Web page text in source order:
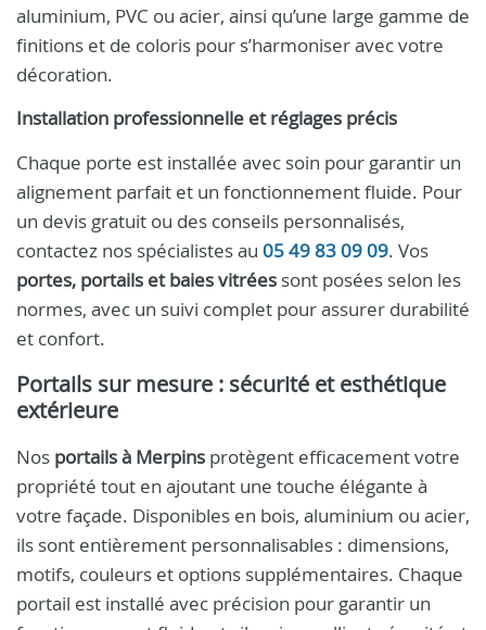
aluminium, PVC ou acier, ainsi qu’une large gamme de
finitions et de coloris pour s’harmoniser avec votre
décoration.
Installation professionnelle et réglages précis
Chaque porte est installée avec soin pour garantir un
alignement parfait et un fonctionnement fluide. Pour
un devis gratuit ou des conseils personnalisés,
contactez nos spécialistes au 05 49 83 09 09. Vos
portes, portails et baies vitrées sont posées selon les
normes, avec un suivi complet pour assurer durabilité
et confort.
Portails sur mesure : sécurité et esthétique
extérieure
Nos portails à Merpins protègent efficacement votre
propriété tout en ajoutant une touche élégante à
votre façade. Disponibles en bois, aluminium ou acier,
ils sont entièrement personnalisables : dimensions,
motifs, couleurs et options supplémentaires. Chaque
portail est installé avec précision pour garantir un